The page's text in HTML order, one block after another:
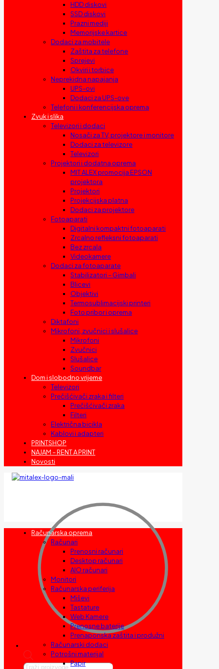
HDD diskovi
SSD diskovi
Prazni mediji
Memorijske kartice
Dodaci za mobitele
Zaštita za telefone
Sprejevi
Okviri i torbice
Neprekidna napajanja
UPS-ovi
Dodaci za UPS-ove
Telefoni i konferencijska oprema
Zvuk i slika
Televizori i dodaci
Nosači za TV, projektore i monitore
Dodaci za televizore
Televizori
Projektori i dodatna oprema
MIT ALEX promocija EPSON
projektora
Projektori
Projekcijska platna
Dodaci za projektore
Fotoaparati
Digitalni kompaktni fotoaparati
Zrcalno refleksni fotoaparati
Bez zrcala
Videokamere
Dodaci za fotoaparate
Stabilizatori – Gimbali
Blicevi
Objektivi
Termosublimacijski printeri
Foto pribor i oprema
Diktafoni
Mikrofoni, zvučnici i slušalice
Mikrofoni
Zvučnici
Slušalice
Soundbar
Dom i slobodno vrijeme
Televizori
Prečišćivači zraka i filteri
Prečišćivači zraka
Filteri
Električna bicikla
Kablovi i adapteri
PRINTSHOP
NAJAM – RENT A PRINT
Novosti
Products
Računarska oprema
Računari
Prenosni računari
Desktop računari
AIO računari
Monitori
Računarska periferija
Miševi
Tastature
Web Kamere
Prenosne baterije
Prenaponska zaštita i produžni
Računarski dodaci
Potrošni materijal
Papir